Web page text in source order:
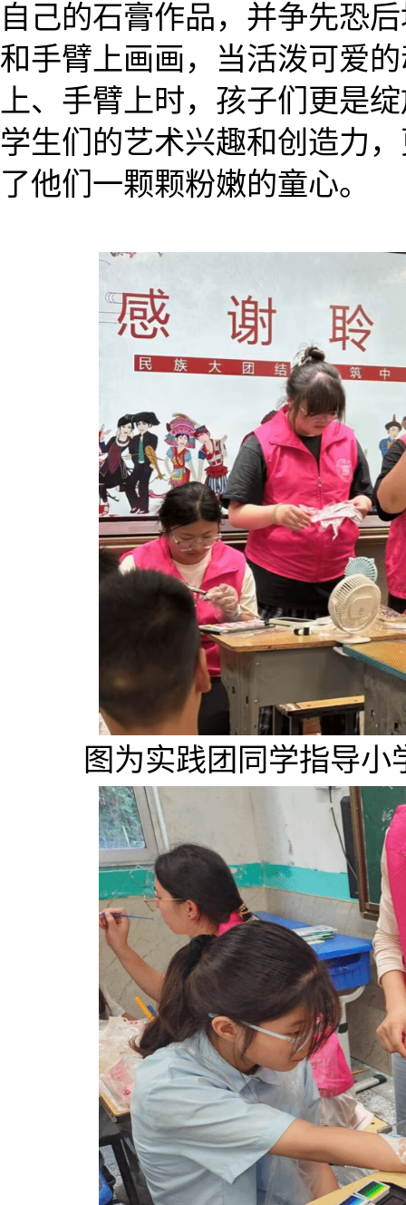
自己的石膏作品，并争先恐
和手臂上画画，当活泼可爱
上、手臂上时，孩子们更是
学生们的艺术兴趣和创造力
了他们一颗颗粉嫩的童心。
图为实践团同学指导